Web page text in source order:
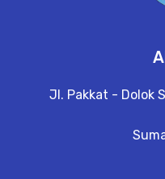
Jl. Pakkat - Dolok